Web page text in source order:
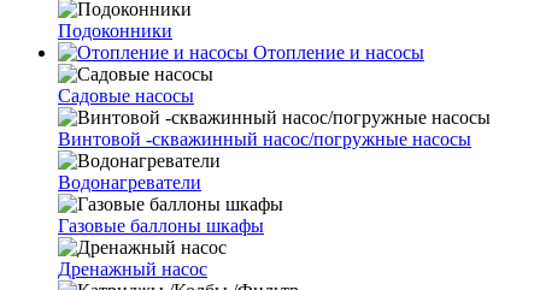
Подоконники
Отопление и насосы
Cадовые насосы
Винтовой -скважинный насос/погружные насосы
Водонагреватели
Газовые баллоны шкафы
Дренажный насос